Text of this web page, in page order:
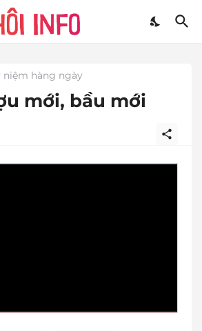
niệm hàng ngày
mới, bầu mới